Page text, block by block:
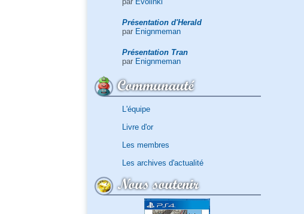
Présentation d'Herald
par Enignmeman
Présentation Tran
par Enignmeman
Communauté
L'équipe
Livre d'or
Les membres
Les archives d'actualité
Nous soutenir